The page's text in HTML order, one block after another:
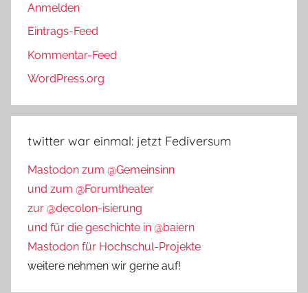
Anmelden
Eintrags-Feed
Kommentar-Feed
WordPress.org
twitter war einmal: jetzt Fediversum
Mastodon zum @Gemeinsinn
und zum @Forumtheater
zur @decolon-isierung
und für die geschichte in @baiern
Mastodon für Hochschul-Projekte
weitere nehmen wir gerne auf!